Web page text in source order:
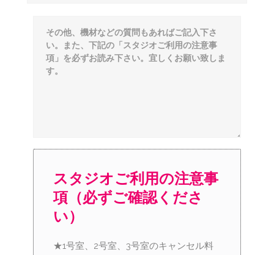
スタジオご利用の注意事
項（必ずご確認くださ
い）
★1号室、2号室、3号室のキャンセル料